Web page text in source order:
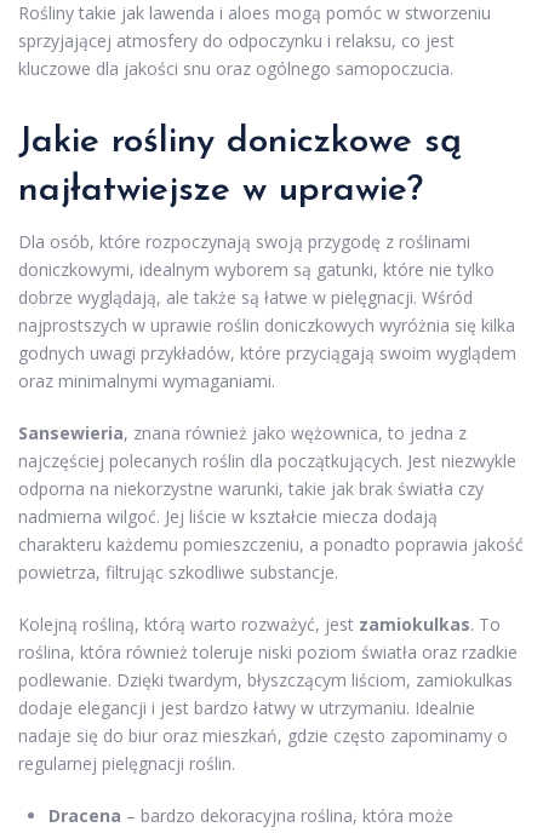
Rośliny takie jak lawenda i aloes mogą pomóc w stworzeniu
sprzyjającej atmosfery do odpoczynku i relaksu, co jest
kluczowe dla jakości snu oraz ogólnego samopoczucia.
Jakie rośliny doniczkowe są
najłatwiejsze w uprawie?
Dla osób, które rozpoczynają swoją przygodę z roślinami
doniczkowymi, idealnym wyborem są gatunki, które nie tylko
dobrze wyglądają, ale także są łatwe w pielęgnacji. Wśród
najprostszych w uprawie roślin doniczkowych wyróżnia się kilka
godnych uwagi przykładów, które przyciągają swoim wyglądem
oraz minimalnymi wymaganiami.
Sansewieria, znana również jako wężownica, to jedna z
najczęściej polecanych roślin dla początkujących. Jest niezwykle
odporna na niekorzystne warunki, takie jak brak światła czy
nadmierna wilgoć. Jej liście w kształcie miecza dodają
charakteru każdemu pomieszczeniu, a ponadto poprawia jakość
powietrza, filtrując szkodliwe substancje.
Kolejną rośliną, którą warto rozważyć, jest zamiokulkas. To
roślina, która również toleruje niski poziom światła oraz rzadkie
podlewanie. Dzięki twardym, błyszczącym liściom, zamiokulkas
dodaje elegancji i jest bardzo łatwy w utrzymaniu. Idealnie
nadaje się do biur oraz mieszkań, gdzie często zapominamy o
regularnej pielęgnacji roślin.
Dracena – bardzo dekoracyjna roślina, która może